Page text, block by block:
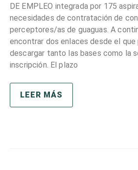
DE EMPLEO integrada por 175
necesidades de contratación de
perceptores/as de guaguas. A
encontrar dos enlaces desde el
descargar tanto las bases como la
inscripción. El plazo
LEER MÁS